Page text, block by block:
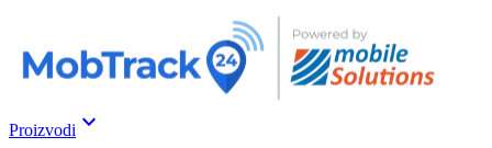
Proizvodi keyboard_arrow_down